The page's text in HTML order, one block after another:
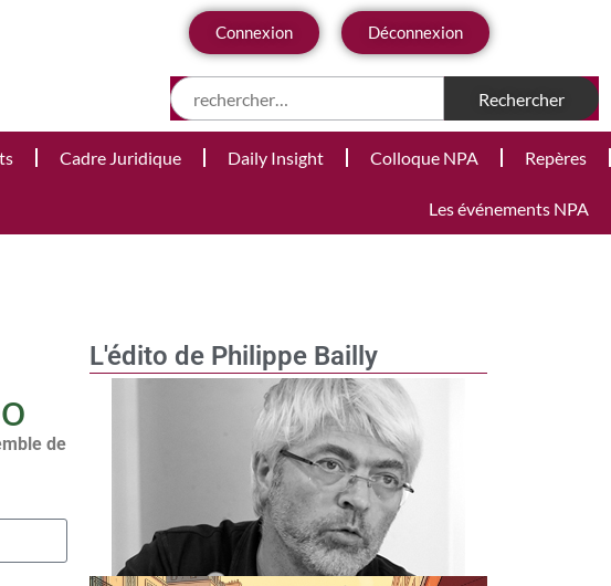
Connexion Déconnexion
Cadre Juridique Daily Insight Colloque NPA Repères
Les événements NPA
L'édito de Philippe Bailly
de